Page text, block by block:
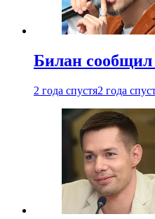
Билан сообщил
2 года спустя2 года